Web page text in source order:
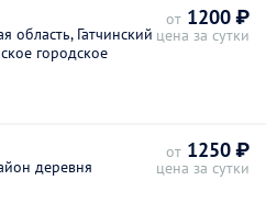
область, Гатчинский
городское
от 1200 ₽
цена за сутки
деревня
от 1250 ₽
цена за сутки